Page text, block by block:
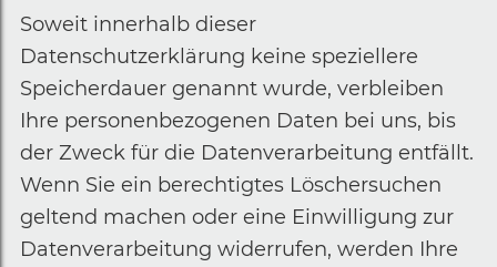
Soweit innerhalb dieser
Datenschutzerklärung keine speziellere
Speicherdauer genannt wurde, verbleiben
Ihre personenbezogenen Daten bei uns, bis
der Zweck für die Datenverarbeitung entfällt.
Wenn Sie ein berechtigtes Löschersuchen
geltend machen oder eine Einwilligung zur
Datenverarbeitung widerrufen, werden Ihre